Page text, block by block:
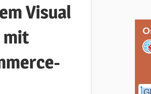
Visual
mit